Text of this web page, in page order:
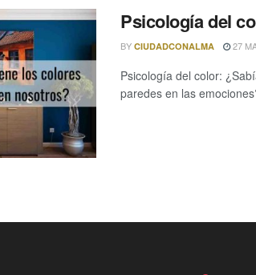
Psicología del
BY CIUDADCONALMA 27
Psicología del color:
paredes en las